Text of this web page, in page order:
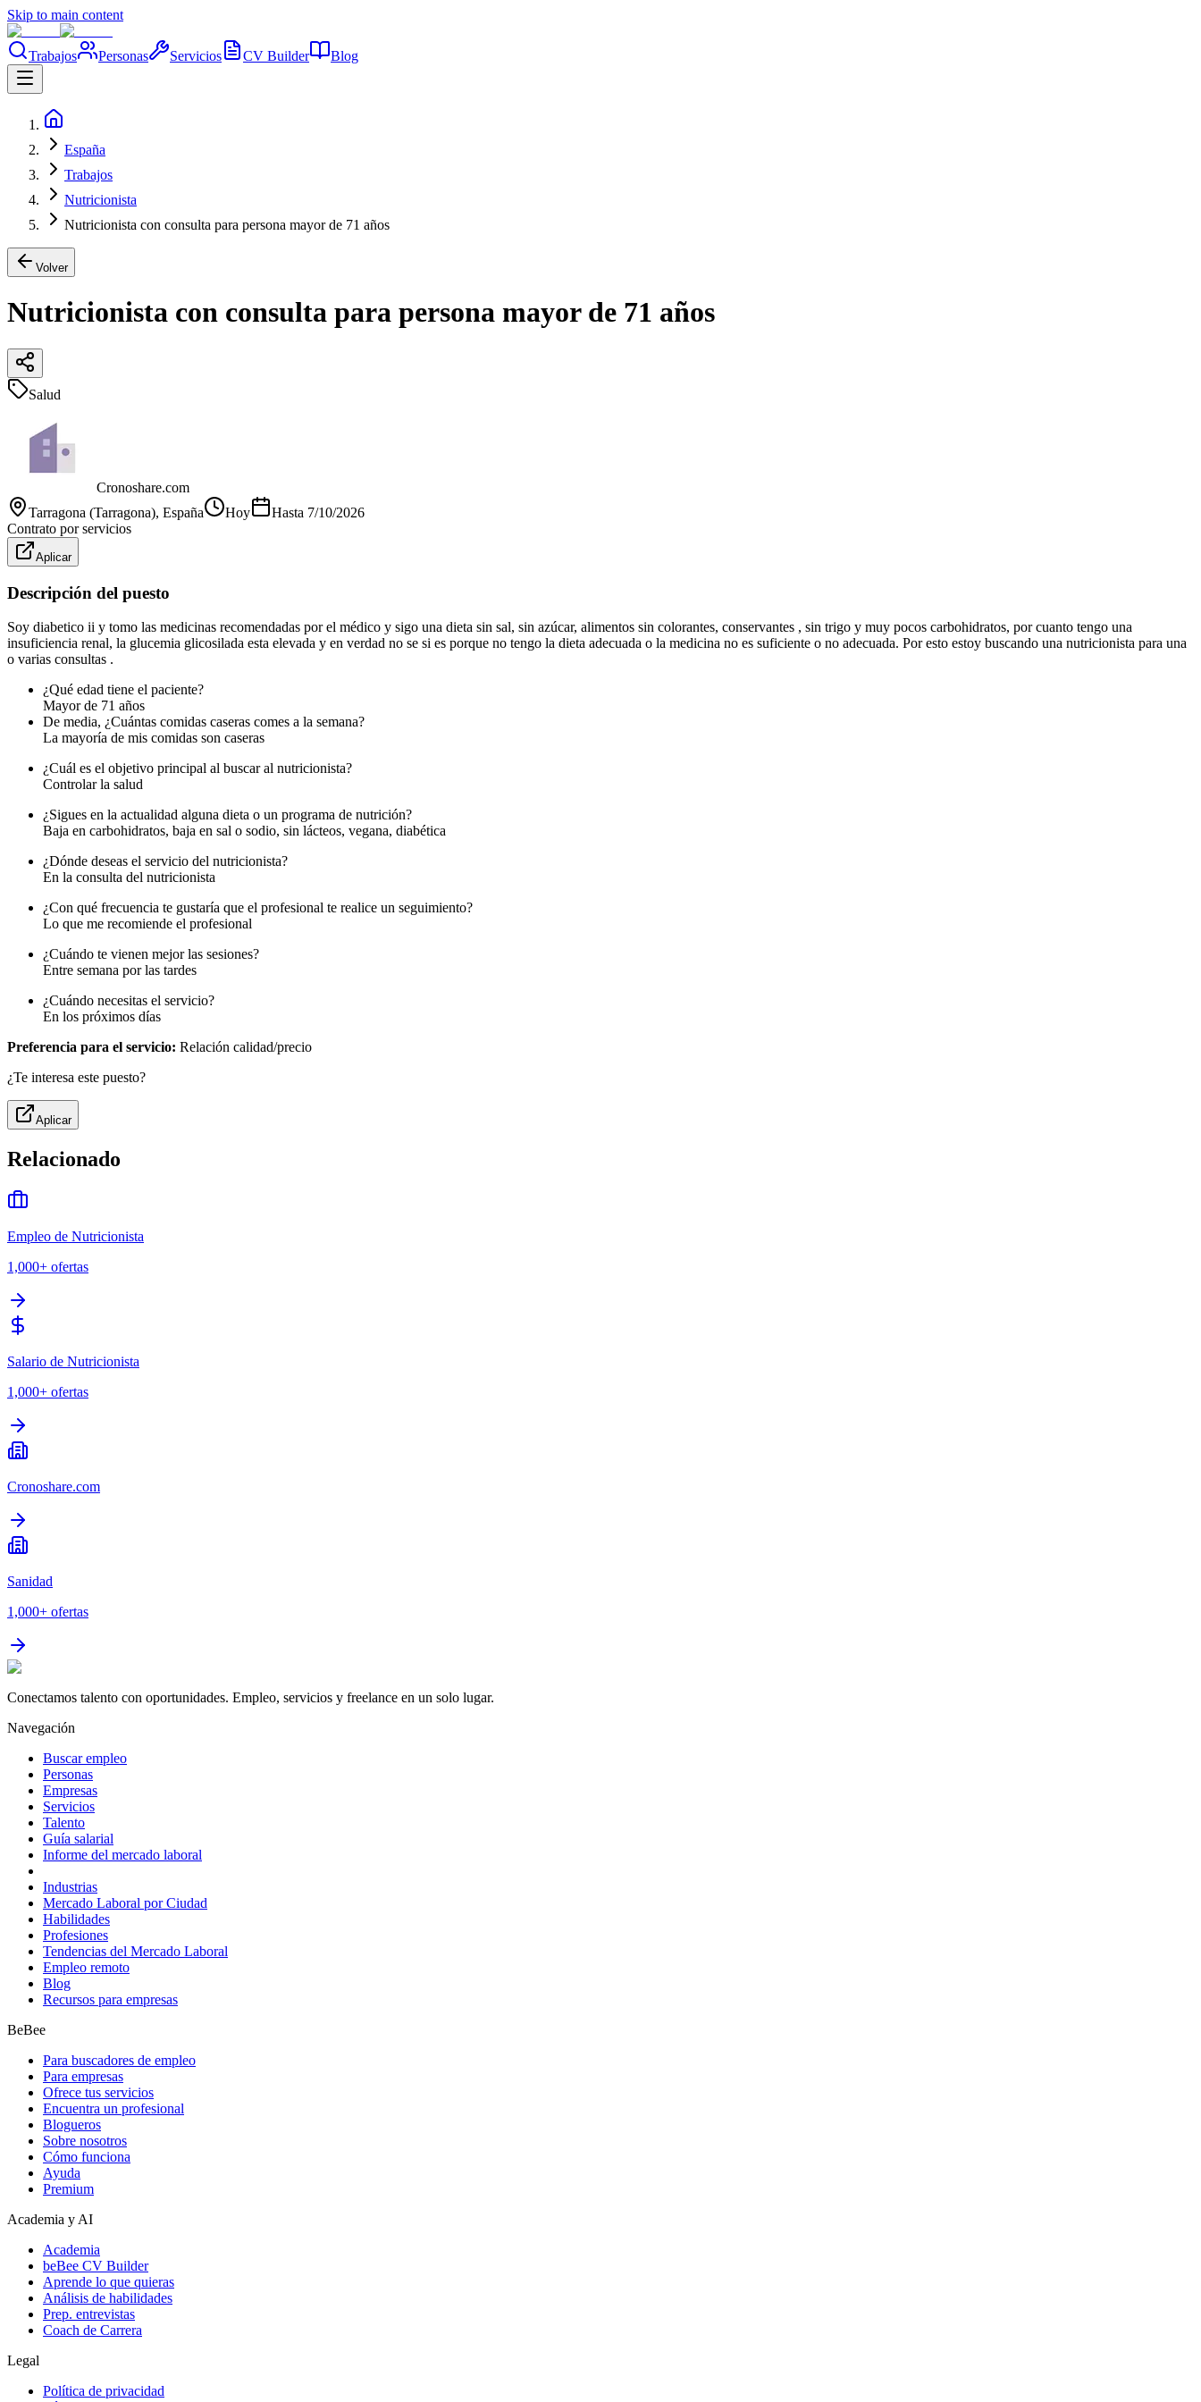
Skip to main content
Trabajos Personas Servicios CV Builder Blog
España
Trabajos
Nutricionista
Nutricionista con consulta para persona mayor de 71 años
Volver
Nutricionista con consulta para persona mayor de 71 años
Salud
Cronoshare.com
Tarragona (Tarragona), España Hoy Hasta 7/10/2026
Contrato por servicios
Aplicar
Descripción del puesto
Soy diabetico ii y tomo las medicinas recomendadas por el médico y sigo una dieta sin sal, sin azúcar, alimentos sin colorantes, conservantes , sin trigo y muy pocos carbohidratos, por cuanto tengo una
insuficiencia renal, la glucemia glicosilada esta elevada y en verdad no se si es porque no tengo la dieta adecuada o la medicina no es suficiente o no adecuada. Por esto estoy buscando una nutricionista para una
o varias consultas .
¿Qué edad tiene el paciente?
Mayor de 71 años
De media, ¿Cuántas comidas caseras comes a la semana?
La mayoría de mis comidas son caseras
¿Cuál es el objetivo principal al buscar al nutricionista?
Controlar la salud
¿Sigues en la actualidad alguna dieta o un programa de nutrición?
Baja en carbohidratos, baja en sal o sodio, sin lácteos, vegana, diabética
¿Dónde deseas el servicio del nutricionista?
En la consulta del nutricionista
¿Con qué frecuencia te gustaría que el profesional te realice un seguimiento?
Lo que me recomiende el profesional
¿Cuándo te vienen mejor las sesiones?
Entre semana por las tardes
¿Cuándo necesitas el servicio?
En los próximos días
Preferencia para el servicio: Relación calidad/precio
¿Te interesa este puesto?
Aplicar
Relacionado
Empleo de Nutricionista
1,000+ ofertas
Salario de Nutricionista
1,000+ ofertas
Cronoshare.com
Sanidad
1,000+ ofertas
Conectamos talento con oportunidades. Empleo, servicios y freelance en un solo lugar.
Navegación
Buscar empleo
Personas
Empresas
Servicios
Talento
Guía salarial
Informe del mercado laboral
Industrias
Mercado Laboral por Ciudad
Habilidades
Profesiones
Tendencias del Mercado Laboral
Empleo remoto
Blog
Recursos para empresas
BeBee
Para buscadores de empleo
Para empresas
Ofrece tus servicios
Encuentra un profesional
Blogueros
Sobre nosotros
Cómo funciona
Ayuda
Premium
Academia y AI
Academia
beBee CV Builder
Aprende lo que quieras
Análisis de habilidades
Prep. entrevistas
Coach de Carrera
Legal
Política de privacidad